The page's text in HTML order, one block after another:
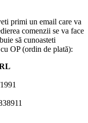
primi un email care va
comenzii se va face
să cunoasteti
OP (ordin de plată):